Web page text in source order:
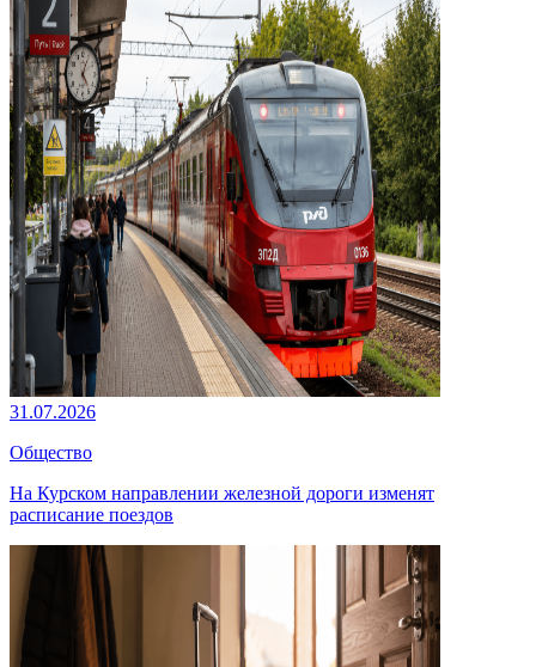
31.07.2026
Общество
На Курском направлении железной дороги изменят
расписание поездов